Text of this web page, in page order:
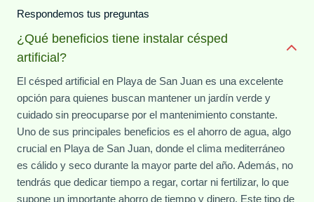
Respondemos tus preguntas
¿Qué beneficios tiene instalar césped
artificial?
El césped artificial en Playa de San Juan es una excelente
opción para quienes buscan mantener un jardín verde y
cuidado sin preocuparse por el mantenimiento constante.
Uno de sus principales beneficios es el ahorro de agua, algo
crucial en Playa de San Juan, donde el clima mediterráneo
es cálido y seco durante la mayor parte del año. Además, no
tendrás que dedicar tiempo a regar, cortar ni fertilizar, lo que
supone un importante ahorro de tiempo y dinero. Este tipo de